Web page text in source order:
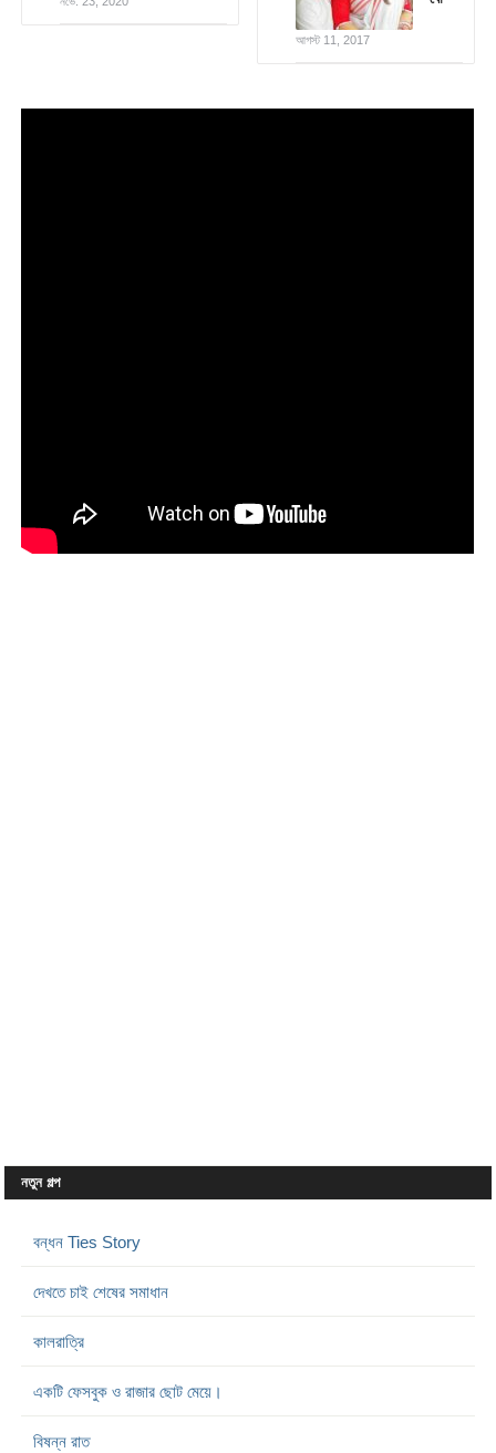
আগস্ট 11, 2017
নতুন গল্প
বন্ধন Ties Story
দেখতে চাই শেষের সমাধান
কালরাত্রি
একটি ফেসবুক ও রাজার ছোট মেয়ে।
বিষন্ন রাত